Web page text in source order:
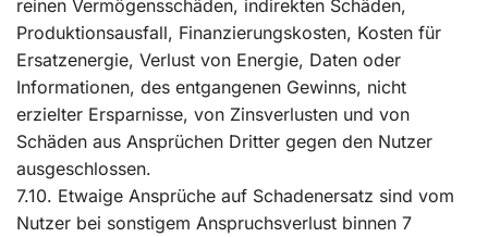
reinen Vermögensschäden, indirekten Schäden,
Produktionsausfall, Finanzierungskosten, Kosten für
Ersatzenergie, Verlust von Energie, Daten oder
Informationen, des entgangenen Gewinns, nicht
erzielter Ersparnisse, von Zinsverlusten und von
Schäden aus Ansprüchen Dritter gegen den Nutzer
ausgeschlossen.
7.10. Etwaige Ansprüche auf Schadenersatz sind vom
Nutzer bei sonstigem Anspruchsverlust binnen 7